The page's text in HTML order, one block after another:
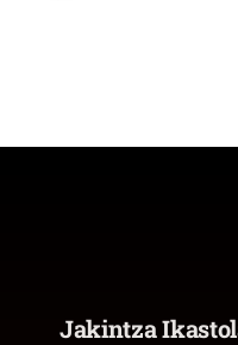
Jakintza